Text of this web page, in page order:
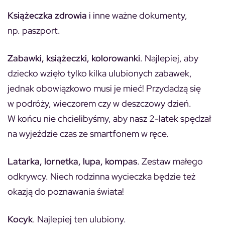
Książeczka zdrowia i inne ważne dokumenty,
np. paszport.
Zabawki, książeczki, kolorowanki. Najlepiej, aby
dziecko wzięło tylko kilka ulubionych zabawek,
jednak obowiązkowo musi je mieć! Przydadzą się
w podróży, wieczorem czy w deszczowy dzień.
W końcu nie chcielibyśmy, aby nasz 2-latek spędzał
na wyjeździe czas ze smartfonem w ręce.
Latarka, lornetka, lupa, kompas. Zestaw małego
odkrywcy. Niech rodzinna wycieczka będzie też
okazją do poznawania świata!
Kocyk. Najlepiej ten ulubiony.